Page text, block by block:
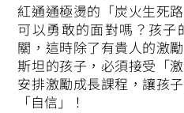
紅通通極燙的「炭火生死
可以勇敢的面對嗎？孩
關，這時除了有貴人的激
斯坦的孩子，必須接受「
安排激勵成長課程，讓孩
「自信」！